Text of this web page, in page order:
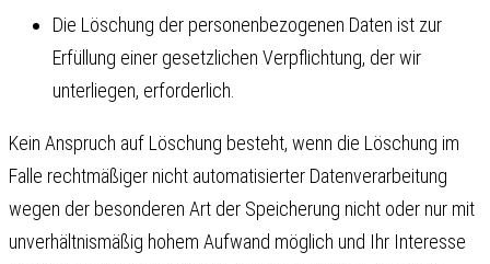
Die Löschung der personenbezogenen Daten ist zur
Erfüllung einer gesetzlichen Verpflichtung, der wir
unterliegen, erforderlich.
Kein Anspruch auf Löschung besteht, wenn die Löschung im
Falle rechtmäßiger nicht automatisierter Datenverarbeitung
wegen der besonderen Art der Speicherung nicht oder nur mit
unverhältnismäßig hohem Aufwand möglich und Ihr Interesse